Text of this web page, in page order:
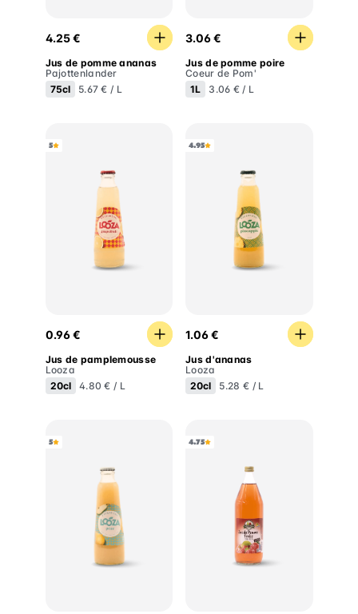
Jus de pomme ananas
4.25 €
Jus de pomme ananas
Pajottenlander
75cl
5.67 € / L
Jus de pomme poire
3.06 €
Jus de pomme poire
Coeur de Pom'
1L
3.06 € / L
5
Jus de pamplemousse
0.96 €
Jus de pamplemousse
Looza
20cl
4.80 € / L
4.95
1.06 €
Jus d'ananas
Looza
20cl
5.28 € / L
5 4.75